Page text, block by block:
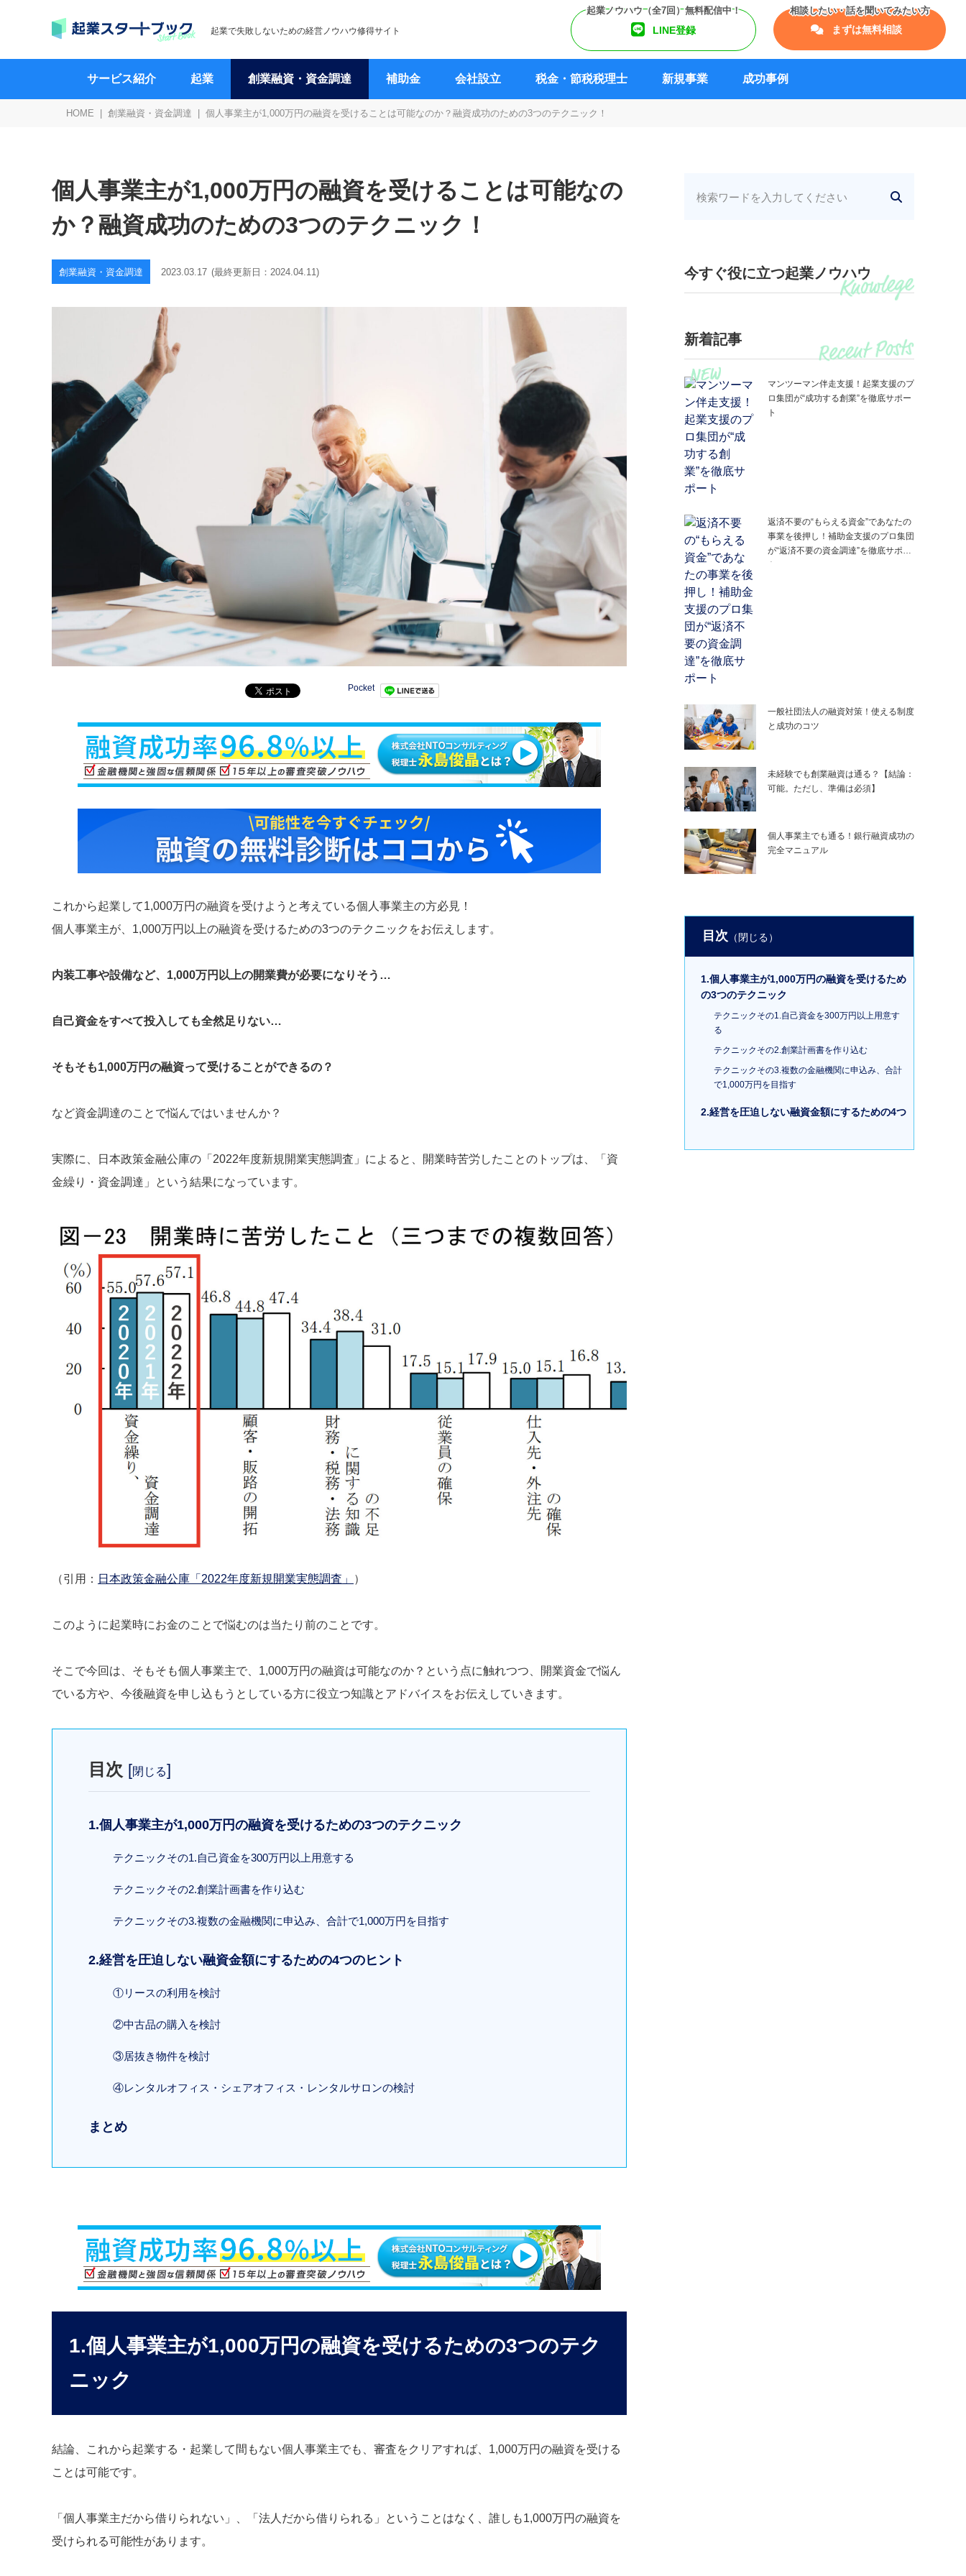
起業で失敗しないための経営ノウハウ修得サイト LINE登録 まずは無料相談
サービス紹介 起業 創業融資・資金調達 補助金 会社設立 税金・節税税理士 新規事業 成功事例
HOME 創業融資・資金調達 個人事業主が1,000万円の融資を受けることは可能なのか？融資成功のための3つのテクニック！
個人事業主が1,000万円の融資を受けることは可能なの
か？融資成功のための3つのテクニック！
創業融資・資金調達 2023.03.17 (最終更新日： 2024.04.11)
Pocket
これから起業して1,000万円の融資を受けようと考えている個人事業主の方必見！
個人事業主が、1,000万円以上の融資を受けるための3つのテクニックをお伝えします。
内装工事や設備など、1,000万円以上の開業費が必要になりそう…
自己資金をすべて投入しても全然足りない…
そもそも1,000万円の融資って受けることができるの？
など資金調達のことで悩んではいませんか？
実際に、日本政策金融公庫の「2022年度新規開業実態調査」によると、開業時苦労したことのトップは、「資
金繰り・資金調達」という結果になっています。
（引用： 日本政策金融公庫「2022年度新規開業実態調査」 ）
このように起業時にお金のことで悩むのは当たり前のことです。
そこで今回は、そもそも個人事業主で、1,000万円の融資は可能なのか？という点に触れつつ、開業資金で悩ん
でいる方や、今後融資を申し込もうとしている方に役立つ知識とアドバイスをお伝えしていきます。
目次 [閉じる]
1.個人事業主が1,000万円の融資を受けるための3つのテクニック
テクニックその1.自己資金を300万円以上用意する
テクニックその2.創業計画書を作り込む
テクニックその3.複数の金融機関に申込み、合計で1,000万円を目指す
2.経営を圧迫しない融資金額にするための4つのヒント
①リースの利用を検討
②中古品の購入を検討
③居抜き物件を検討
④レンタルオフィス・シェアオフィス・レンタルサロンの検討
まとめ
1.個人事業主が1,000万円の融資を受けるための3つのテク
ニック
結論、これから起業する・起業して間もない個人事業主でも、審査をクリアすれば、1,000万円の融資を受ける
ことは可能です。
「個人事業主だから借りられない」、「法人だから借りられる」ということはなく、誰しも1,000万円の融資を
受けられる可能性があります。
今すぐ役に立つ起業ノウハウ
新着記事
マンツーマン伴走支援！起業支援のプ
ロ集団が“成功する創業”を徹底サポー
ト
返済不要の“もらえる資金”であなたの
事業を後押し！補助金支援のプロ集団
が“返済不要の資金調達”を徹底サポー
ト
一般社団法人の融資対策！使える制度
と成功のコツ
未経験でも創業融資は通る？【結論：
可能。ただし、準備は必須】
個人事業主でも通る！銀行融資成功の
完全マニュアル
目次
1.個人事業主が1,000万円の融資を受けるため
の3つのテクニック
テクニックその1.自己資金を300万円以上用意す
る
テクニックその2.創業計画書を作り込む
テクニックその3.複数の金融機関に申込み、合計
で1,000万円を目指す
2.経営を圧迫しない融資金額にするための4つ
①リースの利用を検討